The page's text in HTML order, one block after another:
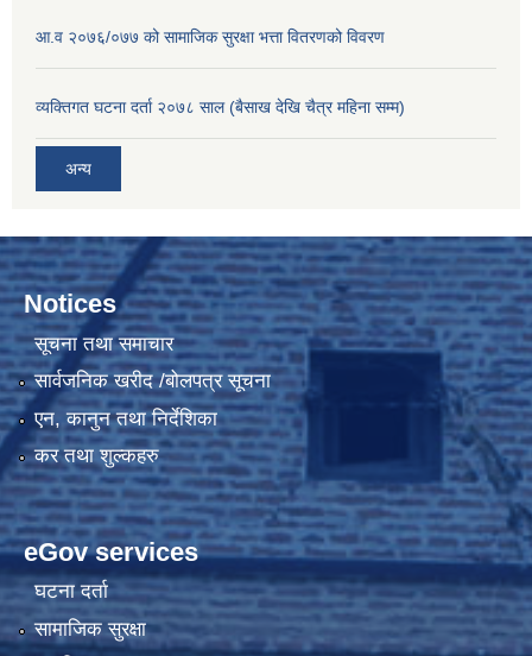
आ.व २०७६/०७७ को सामाजिक सुरक्षा भत्ता वितरणको विवरण
व्यक्तिगत घटना दर्ता २०७८ साल (बैसाख देखि चैत्र महिना सम्म)
अन्य
Notices
सूचना तथा समाचार
सार्वजनिक खरीद /बोलपत्र सूचना
एन, कानुन तथा निर्देशिका
कर तथा शुल्कहरु
eGov services
घटना दर्ता
सामाजिक सुरक्षा